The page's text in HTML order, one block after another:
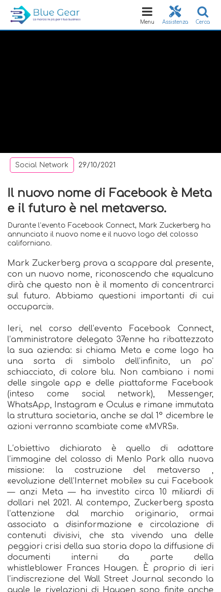
Cerca
Assistenza
Toggle
navigation
Menu
Social Network 29/10/2021
Il nuovo nome di Facebook è Meta
e il futuro è nel metaverso.
Durante l’evento Facebook Connect, Mark Zuckerberg ha
annunciato il nuovo nome e il nuovo logo del colosso
californiano.
Mark Zuckerberg prova a scappare dal presente,
con un nuovo nome, riconoscendo che «qualcuno
dirà che questo non è il momento di concentrarci
sul futuro. Abbiamo questioni importanti di cui
occuparci».
Ieri, nel corso dell’evento Facebook Connect,
l’amministratore delegato 37enne ha ribattezzato
la sua azienda: si chiama Meta e come logo ha
una sorta di simbolo dell’infinito, un po’
schiacciato, di colore blu. Non cambiano i nomi
delle singole app e delle piattaforme Facebook
(inteso come social network), Messenger,
WhatsApp, Instagram e Oculus e rimane immutata
la struttura societaria, anche se dal 1° dicembre le
azioni verranno scambiate come «MVRS».
L’obiettivo dichiarato è quello di adattare
l’immagine del colosso di Menlo Park alla nuova
missione: la costruzione del metaverso ,
«evoluzione dell’Internet mobile» su cui Facebook
— anzi Meta — ha investito circa 10 miliardi di
dollari nel 2021. Al contempo, Zuckerberg sposta
l’attenzione dal marchio originario, ormai
associato a disinformazione e circolazione di
contenuti divisivi, che sta vivendo una delle
peggiori crisi della sua storia dopo la diffusione di
documenti interni da parte della
whistleblower Frances Haugen. È proprio di ieri
l’indiscrezione del Wall Street Journal secondo la
quale le rivelazioni di Haugen sono finite anche